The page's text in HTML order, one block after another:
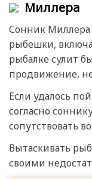
Миллера
Сонник Миллера
рыбешки,
рыбалке сулит
продвижение,
Если удалось
согласно
сопутствовать
Вытаскивать
своими